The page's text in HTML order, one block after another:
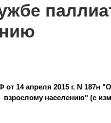
от 14 апреля 2015 г. N
взрослому населению" (с